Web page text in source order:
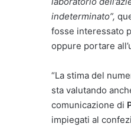
indeterminato”,
fosse interessato
oppure portare
“La stima del
sta valutando
comunicazione di
impiegati al